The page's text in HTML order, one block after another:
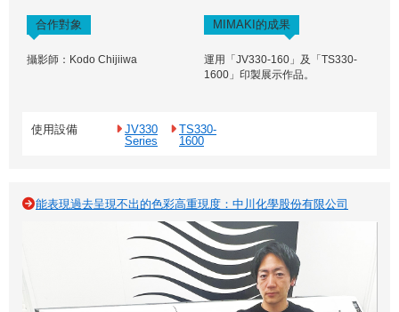
合作對象 MIMAKI的成果
攝影師：Kodo Chijiiwa
運用「JV330-160」及「TS330-
1600」印製展示作品。
使用設備
JV330
Series
TS330-
1600
能表現過去呈現不出的色彩高重現度：中川化學股份有限公司